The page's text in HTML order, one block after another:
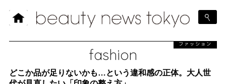
fashion
ファッション
どこか品が足りないかも…という違和感の正体。大人世